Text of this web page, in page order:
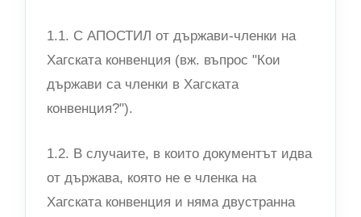
1.1. С АПОСТИЛ от държави-членки на
Хагската конвенция (вж. въпрос "Кои
държави са членки в Хагската
конвенция?").
1.2. В случаите, в които документът идва
от държава, която не е членка на
Хагската конвенция и няма двустранна